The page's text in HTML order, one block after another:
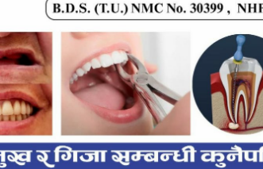
नगर उप- प्रमुख भुलिया रानाले
गर्नु भएको छ। कंचनपुरको क्षेत्र
मतदान स्थलहरूमा उहाँले